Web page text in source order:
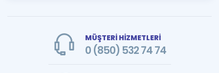
MÜŞTERİ HİZMETLERİ
0 (850) 532 74 74